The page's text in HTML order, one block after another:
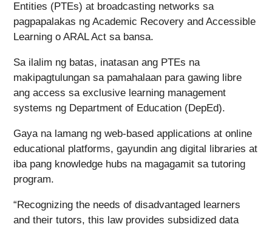
Entities (PTEs) at broadcasting networks sa
pagpapalakas ng Academic Recovery and Accessible
Learning o ARAL Act sa bansa.
Sa ilalim ng batas, inatasan ang PTEs na
makipagtulungan sa pamahalaan para gawing libre
ang access sa exclusive learning management
systems ng Department of Education (DepEd).
Gaya na lamang ng web-based applications at online
educational platforms, gayundin ang digital libraries at
iba pang knowledge hubs na magagamit sa tutoring
program.
“Recognizing the needs of disadvantaged learners
and their tutors, this law provides subsidized data